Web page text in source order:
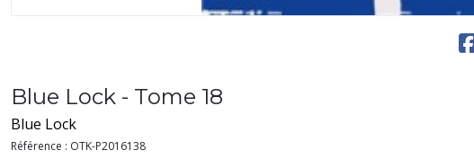
Blue Lock - Tome 18
Blue Lock
Référence : OTK-P2016138